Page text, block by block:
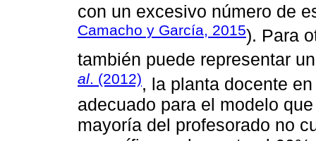
con un excesivo número de
Camacho y García, 2015). Para
también puede representar
al. (2012), la planta docente
adecuado para el modelo
mayoría del profesorado no